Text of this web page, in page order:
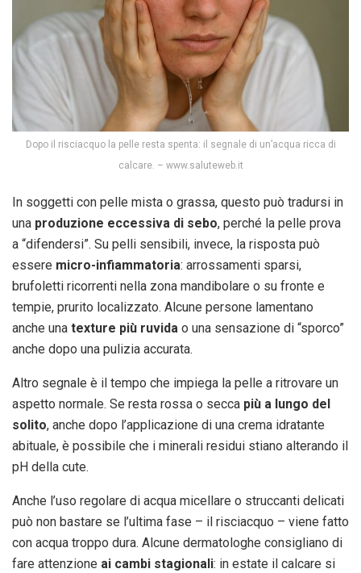
Dopo il risciacquo la pelle resta spenta: il segnale di un’acqua ricca di
calcare. – www.saluteweb.it
In soggetti con pelle mista o grassa, questo può tradursi in
una produzione eccessiva di sebo, perché la pelle prova
a “difendersi”. Su pelli sensibili, invece, la risposta può
essere micro-infiammatoria: arrossamenti sparsi,
brufoletti ricorrenti nella zona mandibolare o su fronte e
tempie, prurito localizzato. Alcune persone lamentano
anche una texture più ruvida o una sensazione di “sporco”
anche dopo una pulizia accurata.
Altro segnale è il tempo che impiega la pelle a ritrovare un
aspetto normale. Se resta rossa o secca più a lungo del
solito, anche dopo l’applicazione di una crema idratante
abituale, è possibile che i minerali residui stiano alterando il
pH della cute.
Anche l’uso regolare di acqua micellare o struccanti delicati
può non bastare se l’ultima fase – il risciacquo – viene fatto
con acqua troppo dura. Alcune dermatologhe consigliano di
fare attenzione ai cambi stagionali: in estate il calcare si